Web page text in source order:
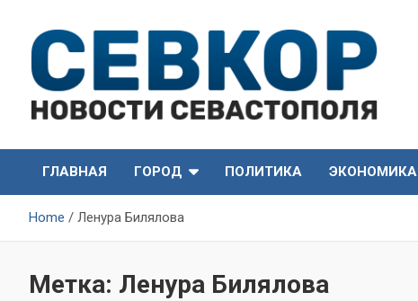
content
СевКор — Новости
Севастополя
Севастополя
ГЛАВНАЯ
ГОРОД ПОЛИТИКА ЭКОНОМИКА
Home Ленура Билялова
Метка: Ленура Билялова